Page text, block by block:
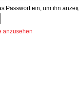
Passwort ein, um ihn
anzusehen